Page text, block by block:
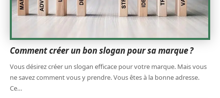
Comment créer un bon slogan pour sa marque ?
Vous désirez créer un slogan efficace pour votre marque. Mais vous
ne savez comment vous y prendre. Vous êtes à la bonne adresse.
Ce…